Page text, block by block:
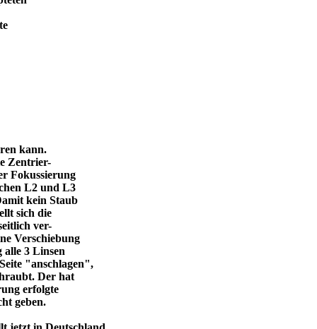
kann.
Zentrier-
Fokussierung
L2 und L3
kein Staub
sich die
ver-
Verschiebung
alle 3 Linsen
"anschlagen",
Der hat
erfolgte
geben.